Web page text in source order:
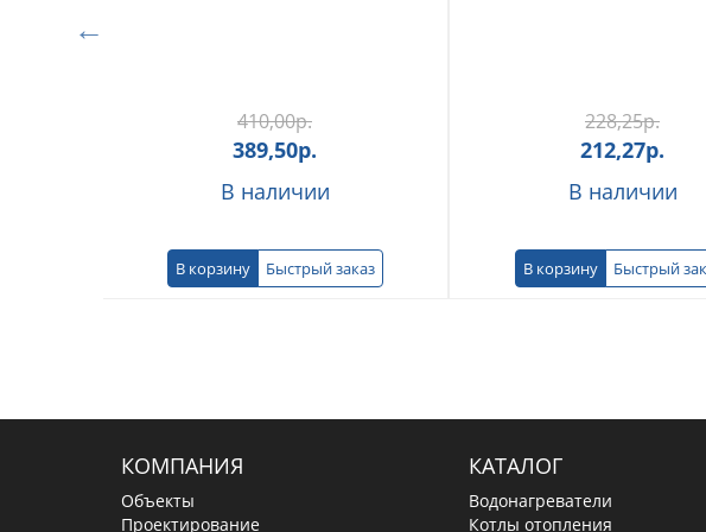
410,00р.
389,50р.
В наличии
В корзину Быстрый заказ
228,25р.
212,27р.
В наличии
В корзину Быстрый
КОМПАНИЯ
Объекты
Проектирование
КАТАЛОГ
Водонагреватели
Котлы отопления